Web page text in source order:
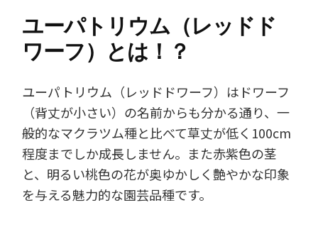
ユーパトリウム（レッドド
ワーフ）とは！？
ユーパトリウム（レッドドワーフ）はドワーフ
（背丈が小さい）の名前からも分かる通り、一
般的なマクラツム種と比べて草丈が低く100cm
程度までしか成長しません。また赤紫色の茎
と、明るい桃色の花が奥ゆかしく艶やかな印象
を与える魅力的な園芸品種です。